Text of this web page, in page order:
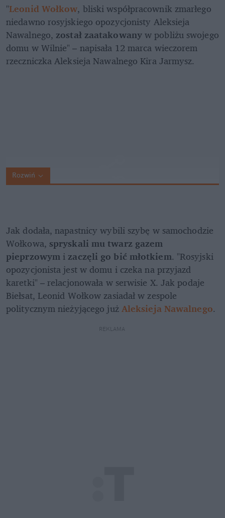
"Leonid Wołkow, bliski współpracownik zmarłego
niedawno rosyjskiego opozycjonisty Aleksieja
Nawalnego, został zaatakowany w pobliżu swojego
domu w Wilnie" – napisała 12 marca wieczorem
rzeczniczka Aleksieja Nawalnego Kira Jarmysz.
Rozwiń
Jak dodała, napastnicy wybili szybę w samochodzie
Wołkowa, spryskali mu twarz gazem
pieprzowym i zaczęli go bić młotkiem. "Rosyjski
opozycjonista jest w domu i czeka na przyjazd
karetki" – relacjonowała w serwisie X. Jak podaje
Biełsat, Leonid Wołkow zasiadał w zespole
politycznym nieżyjącego jużAleksieja Nawalnego.
REKLAMA